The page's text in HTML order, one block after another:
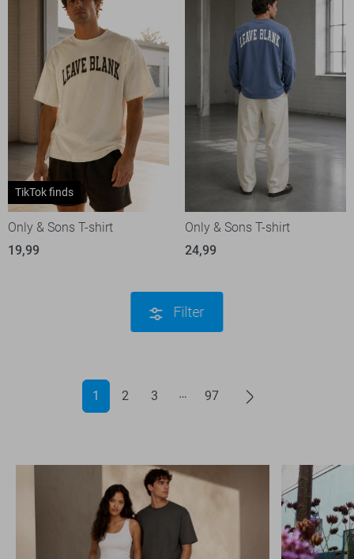
TikTok finds
Only & Sons T-shirt
19,99
Only & Sons T-shirt
24,99
Filter
1 2 3 97